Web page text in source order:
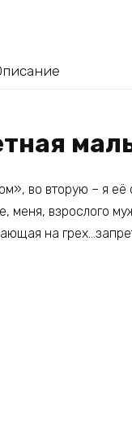
во вторую – я
меня, взрослого
на